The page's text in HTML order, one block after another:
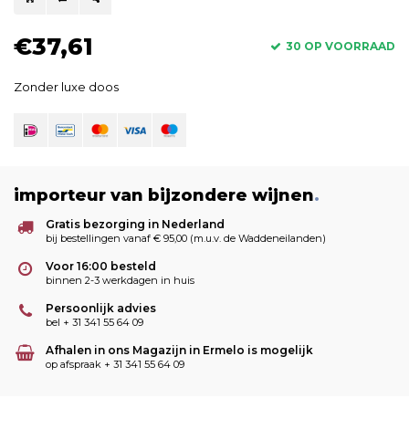
€37,61 30 OP VOORRAAD
Zonder luxe doos
importeur van bijzondere wijnen.
Gratis bezorging in Nederland
bij bestellingen vanaf € 95,00 (m.u.v. de Waddeneilanden)
Voor 16:00 besteld
binnen 2-3 werkdagen in huis
Persoonlijk advies
bel + 31 341 55 64 09
Afhalen in ons Magazijn in Ermelo is mogelijk
op afspraak + 31 341 55 64 09